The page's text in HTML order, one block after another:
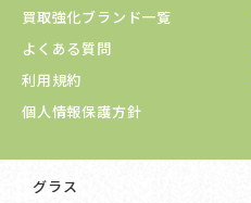
買取強化ブランド一覧
よくある質問
利用規約
個人情報保護方針
グラス